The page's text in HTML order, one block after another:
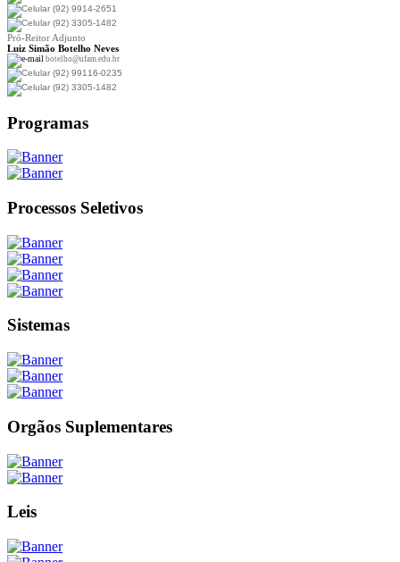
(92) 9914-2651
(92) 3305-1482
Pró-Reitor Adjunto
Luiz Simão Botelho Neves
botelho@ufam.edu.br
(92) 99116-0235
(92) 3305-1482
Programas
Processos Seletivos
Sistemas
Orgãos Suplementares
Leis